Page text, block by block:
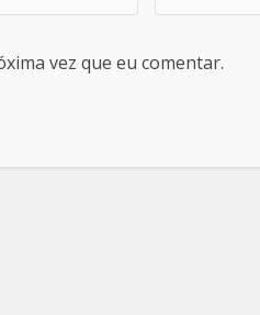
vez que eu comentar.